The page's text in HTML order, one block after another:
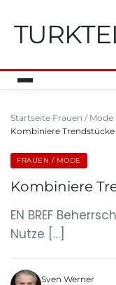
Startseite Frauen / Mode
Kombiniere
FRAUEN / MODE
Kombiniere
EN BREF
Nutze […]
Sven Werner